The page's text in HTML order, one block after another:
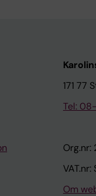
171 77
Tel:
Om